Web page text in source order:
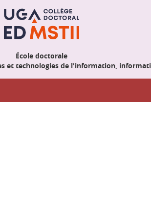
École doctorale
et technologies de l'information,